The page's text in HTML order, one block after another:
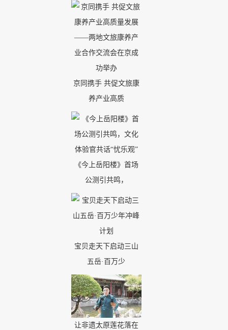
京同携手 共促文旅康
养产业高质
《今上岳阳楼》首场
公测引共鸣，
宝贝走天下启动三山
五岳·百万少
让非遗太原莲花落在